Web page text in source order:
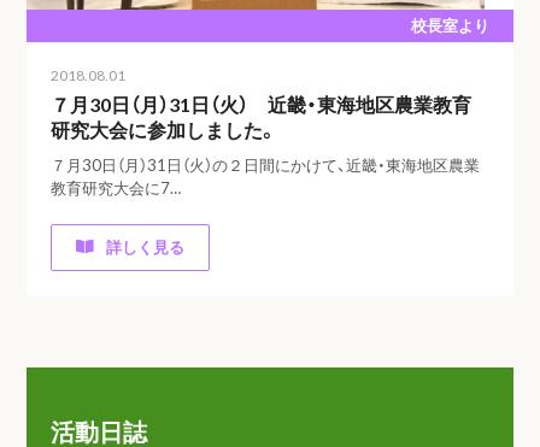
校長室より
2018.08.01
７月30日（月）31日（火） 近畿・東海地区農業教育
研究大会に参加しました。
７月30日（月）31日（火）の２日間にかけて、近畿・東海地区農業
教育研究大会に7…
詳しく見る
活動日誌